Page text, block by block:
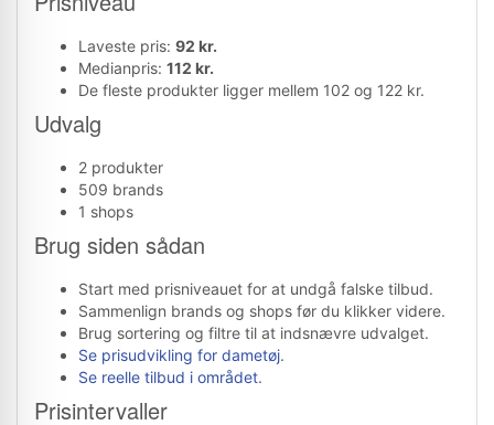
Laveste pris: 92 kr.
Medianpris: 112 kr.
De fleste produkter ligger mellem 102 og 122 kr.
Udvalg
2 produkter
509 brands
1 shops
Brug siden sådan
Start med prisniveauet for at undgå falske tilbud.
Sammenlign brands og shops før du klikker videre.
Brug sortering og filtre til at indsnævre udvalget.
Se prisudvikling for dametøj.
Se reelle tilbud i området.
Prisintervaller